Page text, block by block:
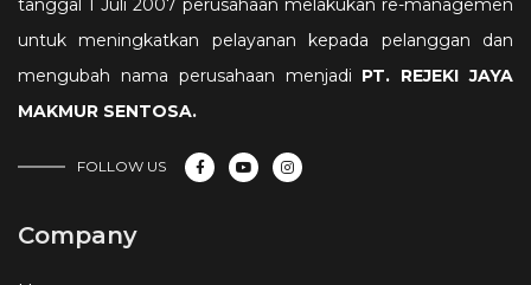
tanggal 1 Juli 2007 perusahaan melakukan re-managemen
untuk meningkatkan pelayanan kepada pelanggan dan
mengubah nama perusahaan menjadi PT. REJEKI JAYA
MAKMUR SENTOSA.
FOLLOW US
Company